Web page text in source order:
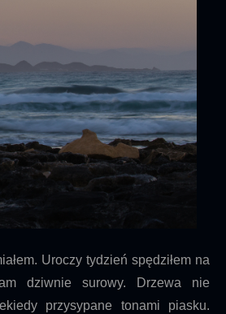
Uroczy tydzień spędziłem na
dziwnie surowy. Drzewa nie
przysypane tonami piasku.